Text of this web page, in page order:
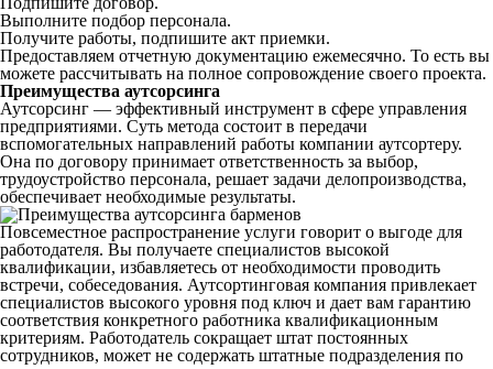
Выполните подбор персонала.
Получите работы, подпишите акт приемки.
Предоставляем отчетную документацию ежемесячно. То есть вы
можете рассчитывать на полное сопровождение своего проекта.
Преимущества аутсорсинга
Аутсорсинг — эффективный инструмент в сфере управления
предприятиями. Суть метода состоит в передачи
вспомогательных направлений работы компании аутсортеру.
Она по договору принимает ответственность за выбор,
трудоустройство персонала, решает задачи делопроизводства,
обеспечивает необходимые результаты.
Повсеместное распространение услуги говорит о выгоде для
работодателя. Вы получаете специалистов высокой
квалификации, избавляетесь от необходимости проводить
встречи, собеседования. Аутсортинговая компания привлекает
специалистов высокого уровня под ключ и дает вам гарантию
соответствия конкретного работника квалификационным
критериям. Работодатель сокращает штат постоянных
сотрудников, может не содержать штатные подразделения по